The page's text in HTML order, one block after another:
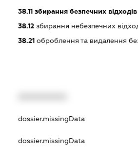
38.11 збирання безпечних відходів
38.12 збирання небезпечних
38.21 оброблення та видалення
dossier.missingData
dossier.missingData